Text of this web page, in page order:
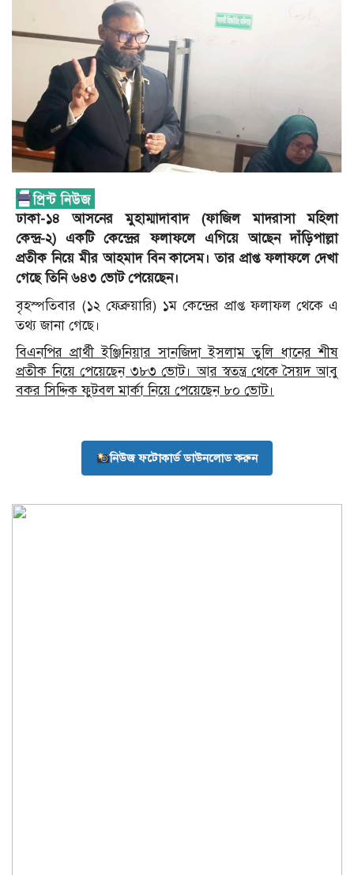
ঢাকা-১৪ আসনের মুহাম্মাদাবাদ (ফাজিল মাদরাসা মহিলা
কেন্দ্র-২) একটি কেন্দ্রের ফলাফলে এগিয়ে আছেন দাঁড়িপাল্লা
প্রতীক নিয়ে মীর আহমাদ বিন কাসেম। তার প্রাপ্ত ফলাফলে দেখা
গেছে তিনি ৬৪৩ ভোট পেয়েছেন।
বৃহস্পতিবার (১২ ফেব্রুয়ারি) ১ম কেন্দ্রের প্রাপ্ত ফলাফল থেকে এ
তথ্য জানা গেছে।
বিএনপির প্রার্থী ইঞ্জিনিয়ার সানজিদা ইসলাম তুলি ধানের শীষ
প্রতীক নিয়ে পেয়েছেন ৩৮৩ ভোট। আর স্বতন্ত্র থেকে সৈয়দ আবু
বকর সিদ্দিক ফুটবল মার্কা নিয়ে পেয়েছেন ৮০ ভোট।
নিউজ ফটোকার্ড ডাউনলোড করুন